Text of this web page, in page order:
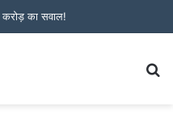
का सवाल!